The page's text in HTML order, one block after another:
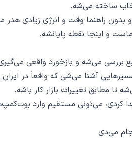
ساخته می‌شه.
بدون راهنما وقت و انرژی زیادی هدر
و اینجا نقطه پایانشه.
بررسی می‌شه و بازخورد واقعی
آشنا می‌شی که واقعاً در
تا مطابق تغییرات بازار کار باشه.
کردی، می‌تونی مستقیم وارد
می‌دی